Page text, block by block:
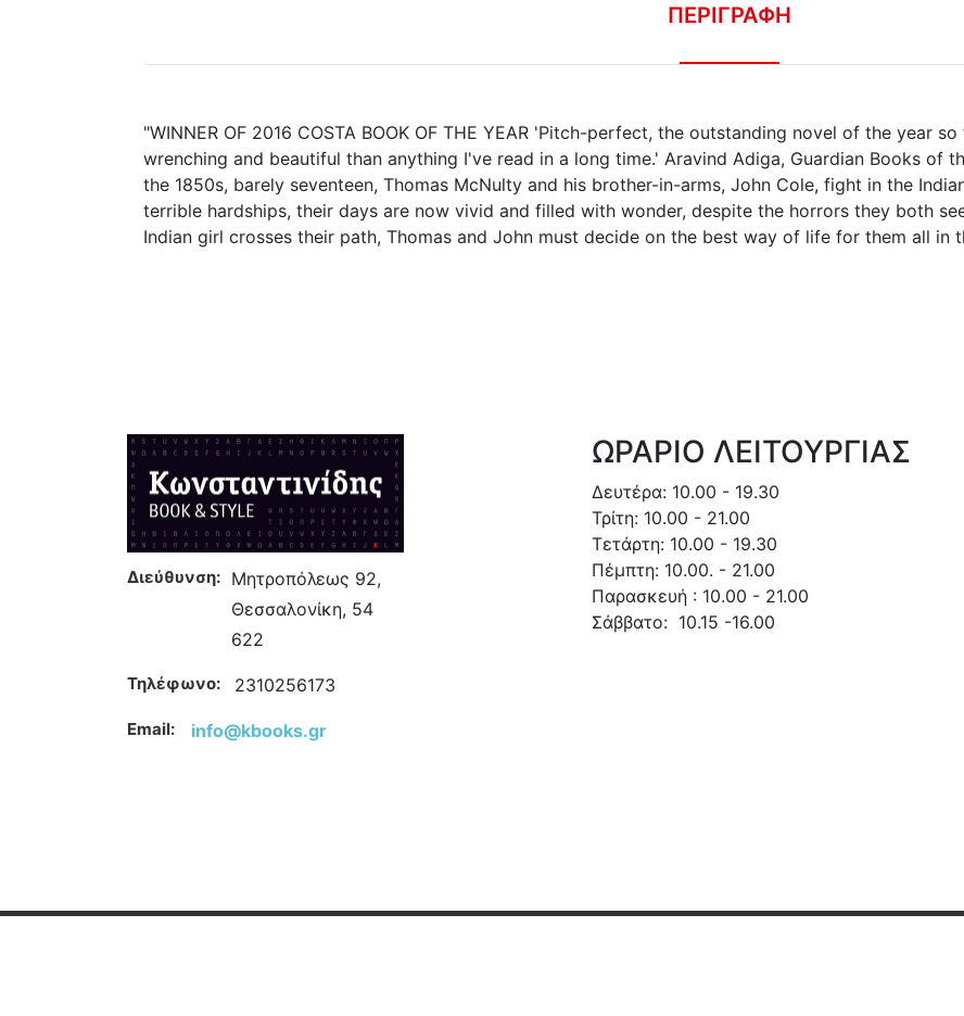
ΠΕΡΙΓΡΑΦΗ
"WINNER OF 2016 COSTA BOOK OF THE YEAR 'Pitch-perfect, the outstanding novel of the year
wrenching and beautiful than anything I've read in a long time.' Aravind Adiga, Guardian Books of
the 1850s, barely seventeen, Thomas McNulty and his brother-in-arms, John Cole, fight in the
terrible hardships, their days are now vivid and filled with wonder, despite the horrors they both
Indian girl crosses their path, Thomas and John must decide on the best way of life for them all in
Διεύθυνση: Μητροπόλεως 92,
Θεσσαλονίκη, 54
622
Τηλέφωνο: 2310256173
Email: info@kbooks.gr
ΩΡΑΡΙΟ ΛΕΙΤΟΥΡΓΙΑΣ
Δευτέρα: 10.00 - 19.30
Τρίτη: 10.00 - 21.00
Τετάρτη: 10.00 - 19.30
Πέμπτη: 10.00. - 21.00
Παρασκευή : 10.00 - 21.00
Σάββατο: 10.15 -16.00